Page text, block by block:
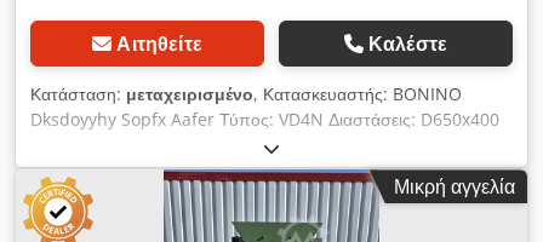
Αιτηθείτε Καλέστε
Κατάσταση: μεταχειρισμένο, Κατασκευαστής: BONINO
Dksdoyyhy Sopfx Aafer Τύπος: VD4N Διαστάσεις: D650x400
mm Ηλεκτρική ισχύς: 220V; 2,0 A Ισχύς: 0,5 kW; 3000 κύκλοι/
λεπτό
Μικρή αγγελία